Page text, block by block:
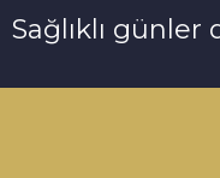
Sağlıklı günler